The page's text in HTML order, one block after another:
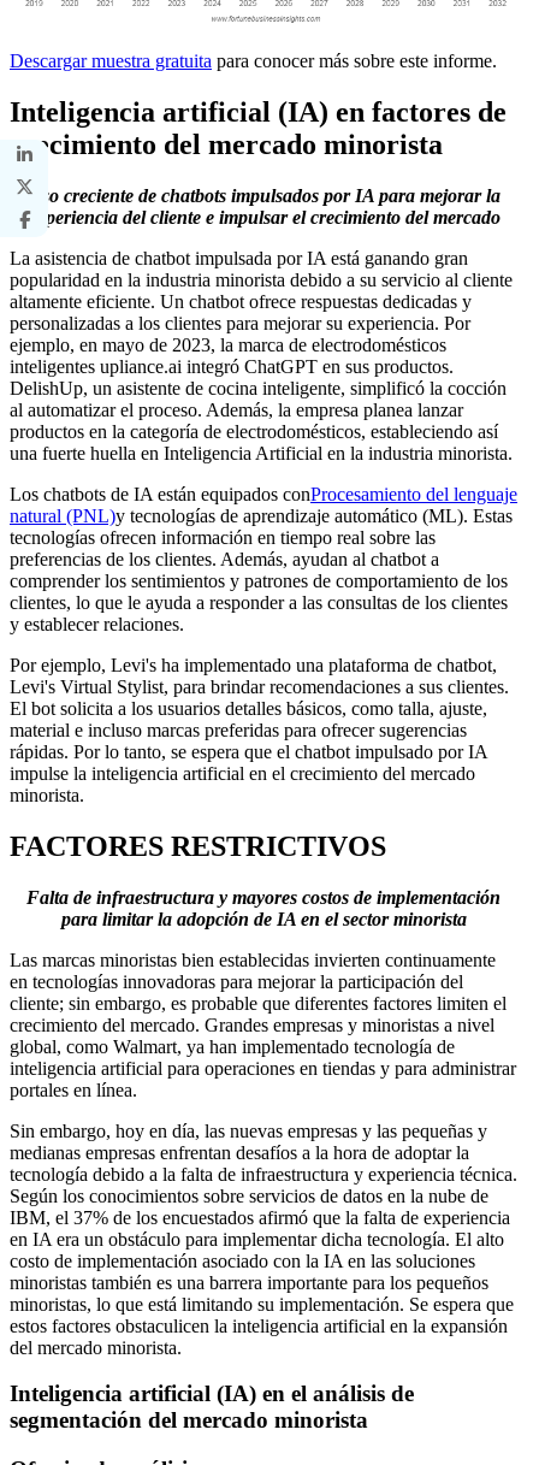
Descargar muestra gratuita para conocer más sobre este informe.
Inteligencia artificial (IA) en factores de
crecimiento del mercado minorista
Uso creciente de chatbots impulsados ​​por IA para mejorar la
experiencia del cliente e impulsar el crecimiento del mercado
La asistencia de chatbot impulsada por IA está ganando gran
popularidad en la industria minorista debido a su servicio al cliente
altamente eficiente. Un chatbot ofrece respuestas dedicadas y
personalizadas a los clientes para mejorar su experiencia. Por
ejemplo, en mayo de 2023, la marca de electrodomésticos
inteligentes upliance.ai integró ChatGPT en sus productos.
DelishUp, un asistente de cocina inteligente, simplificó la cocción
al automatizar el proceso. Además, la empresa planea lanzar
productos en la categoría de electrodomésticos, estableciendo así
una fuerte huella en Inteligencia Artificial en la industria minorista.
Los chatbots de IA están equipados conProcesamiento del lenguaje
natural (PNL)y tecnologías de aprendizaje automático (ML). Estas
tecnologías ofrecen información en tiempo real sobre las
preferencias de los clientes. Además, ayudan al chatbot a
comprender los sentimientos y patrones de comportamiento de los
clientes, lo que le ayuda a responder a las consultas de los clientes
y establecer relaciones.
Por ejemplo, Levi's ha implementado una plataforma de chatbot,
Levi's Virtual Stylist, para brindar recomendaciones a sus clientes.
El bot solicita a los usuarios detalles básicos, como talla, ajuste,
material e incluso marcas preferidas para ofrecer sugerencias
rápidas. Por lo tanto, se espera que el chatbot impulsado por IA
impulse la inteligencia artificial en el crecimiento del mercado
minorista.
FACTORES RESTRICTIVOS
Falta de infraestructura y mayores costos de implementación
para limitar la adopción de IA en el sector minorista
Las marcas minoristas bien establecidas invierten continuamente
en tecnologías innovadoras para mejorar la participación del
cliente; sin embargo, es probable que diferentes factores limiten el
crecimiento del mercado. Grandes empresas y minoristas a nivel
global, como Walmart, ya han implementado tecnología de
inteligencia artificial para operaciones en tiendas y para administrar
portales en línea.
Sin embargo, hoy en día, las nuevas empresas y las pequeñas y
medianas empresas enfrentan desafíos a la hora de adoptar la
tecnología debido a la falta de infraestructura y experiencia técnica.
Según los conocimientos sobre servicios de datos en la nube de
IBM, el 37% de los encuestados afirmó que la falta de experiencia
en IA era un obstáculo para implementar dicha tecnología. El alto
costo de implementación asociado con la IA en las soluciones
minoristas también es una barrera importante para los pequeños
minoristas, lo que está limitando su implementación. Se espera que
estos factores obstaculicen la inteligencia artificial en la expansión
del mercado minorista.
Inteligencia artificial (IA) en el análisis de
segmentación del mercado minorista